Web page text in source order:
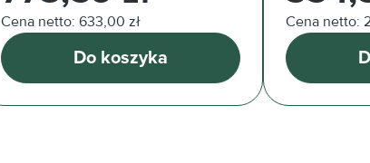
Cena netto: 633,00 zł
Do koszyka
Cena netto: